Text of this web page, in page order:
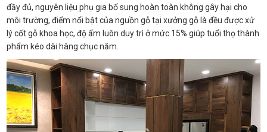
đầy đủ, nguyên liệu phụ gia bổ sung hoàn toàn không gây hại cho
môi trường, điểm nổi bật của nguồn gỗ tại xưởng gỗ là đều được xử
lý cốt gỗ khoa học, độ ẩm luôn duy trì ở mức 15% giúp tuổi thọ thành
phẩm kéo dài hàng chục năm.